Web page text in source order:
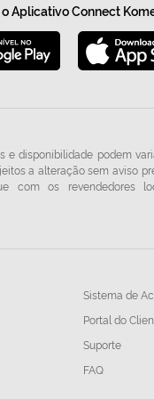
o Aplicativo Connect
e disponibilidade podem
a alteração sem aviso
com os revendedores
Sistema de
Portal do
Suporte
FAQ